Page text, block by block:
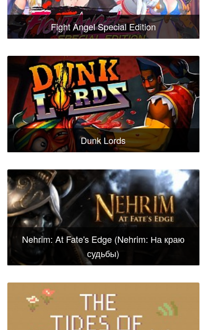
Fight Angel Special Edition
Dunk Lords
Nehrim: At Fate's Edge (Nehrim: На краю
судьбы)